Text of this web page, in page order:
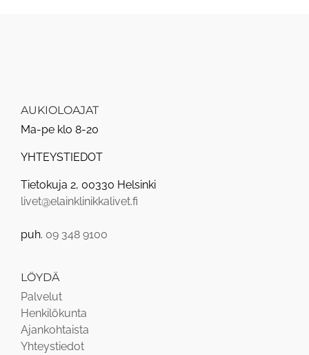
AUKIOLOAJAT
Ma-pe klo 8-20
YHTEYSTIEDOT
Tietokuja 2, 00330 Helsinki
livet@elainklinikkalivet.fi
puh. 09 348 9100
LÖYDÄ
Palvelut
Henkilökunta
Ajankohtaista
Yhteystiedot